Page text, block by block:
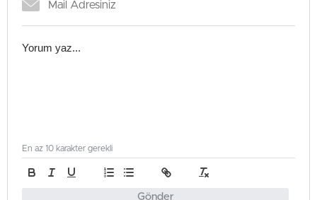
Gönder
En az 10 karakter gerekli